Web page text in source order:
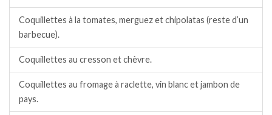
Coquillettes à la tomates, merguez et chipolatas (reste d’un
barbecue).
Coquillettes au cresson et chèvre.
Coquillettes au fromage à raclette, vin blanc et jambon de
pays.